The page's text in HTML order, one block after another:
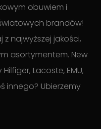
obuwiem i
brandów!
najwyższej jakości,
asortymentem. New
Lacoste, EMU,
innego? Ubierzemy